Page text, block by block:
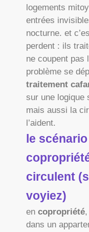
logements
entrées
nocturne. et
perdent : ils
ne coupent pas
problème se
traitement
sur une logique
mais aussi la
l’aident.
le
circulent
voyiez)
en copropriété
dans un